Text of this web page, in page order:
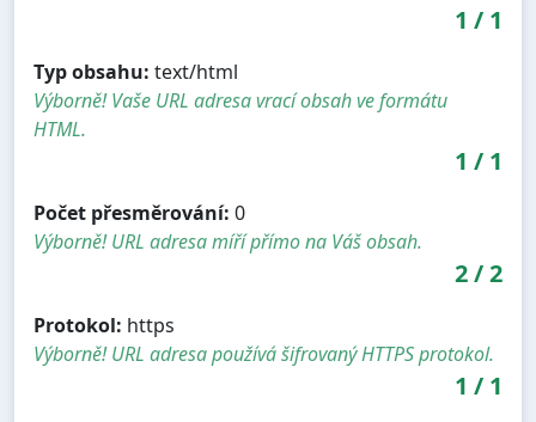
1 / 1
Typ obsahu: text/html
Výborně! Vaše URL adresa vrací obsah ve formátu
HTML.
1 / 1
Počet přesměrování: 0
Výborně! URL adresa míří přímo na Váš obsah.
2/2
Protokol: https
Výborně! URL adresa používá šifrovaný HTTPS protokol.
1 / 1